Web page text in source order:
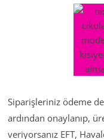
Siparişleriniz ödeme
ardından onaylanıp,
veriyorsanız EFT,